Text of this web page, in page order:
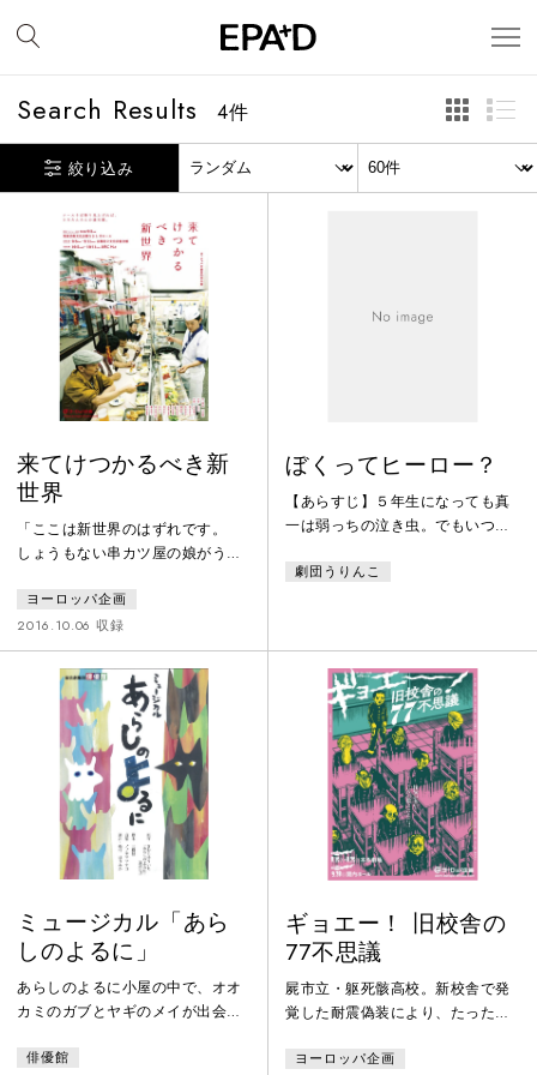
Search Results 4件
絞り込み
来てけつかるべき新
世界
「ここは新世界のはずれです。
しょうもない串カツ屋の娘がうち
さんたちと、切り盛りするマナ
ツ。 通天閣を見上げれば、飛び
かうドローンの群れ。 野良ロボ
ットはうろつき、炊飯器は将棋を
指す。 飛田更地はＶＲの楽園。
そして来てけつかるシンギュラリ
ティ…。 テクノロジーとおっ
さんが切り結ぶ、ＳＦ人情喜
劇。 「新世界コメディ」、大阪
弁で送りまっさ。
ヨーロッパ企画
2016.10.06 収録
ぼくってヒーロー？
【あらすじ】５年生になっても真
一は弱っちの泣き虫。でもいつか
ーになって、悪いやつらをコテン
ってきた人物が真一の部屋に現
れ、「君を、国際地球連合ヒーロ
ー科学研究所のスーパーキッズヒ
ーローにする。」と、変身ベルト
を授けてくれた。果たして、真一
は本物のヒーローになれるの
か？！本物のヒーローって本当は
どこに居るのか？
劇団うりんこ
ミュージカル「あら
しのよるに」
あらしのよるに小屋の中で、オオ
カミのガブとヤギのメイが出会っ
あ、どうなる？ちがった者どうし
俳優館
ギョエー！ 旧校舎の
77不思議
屍市立・躯死骸高校。新校舎で発
覚した耐震偽装により、たった４
校舎には、77の不思議があった。
ヨーロッパ企画